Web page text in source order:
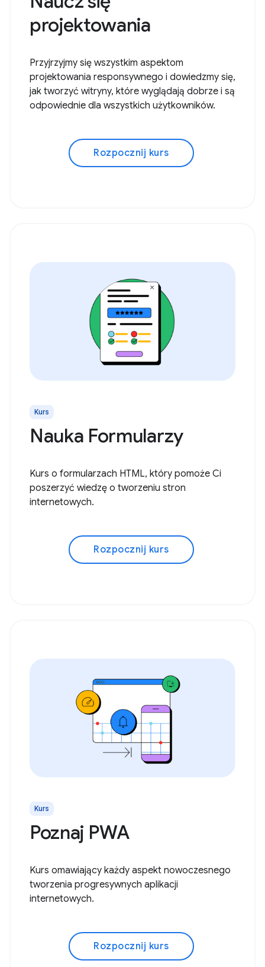
projektowania
Przyjrzyjmy się wszystkim aspektom
projektowania responsywnego i dowiedzmy się,
jak tworzyć witryny, które wyglądają dobrze i są
odpowiednie dla wszystkich użytkowników.
Rozpocznij kurs
Kurs
Nauka Formularzy
Kurs o formularzach HTML, który pomoże Ci
poszerzyć wiedzę o tworzeniu stron
internetowych.
Rozpocznij kurs
Kurs
Poznaj PWA
Kurs omawiający każdy aspekt nowoczesnego
tworzenia progresywnych aplikacji
internetowych.
Rozpocznij kurs